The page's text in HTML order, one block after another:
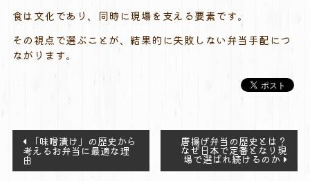
食は文化であり、同時に現場を支える要素です。
その視点で選ぶことが、結果的に失敗しない弁当手配につ
ながります。
ナ
「味噌漬け」の歴史から
考えるお弁当に最適な理
由
唐揚げ弁当の歴史とは？
なぜ日本で定番となり現
場で選ばれ続けるのか